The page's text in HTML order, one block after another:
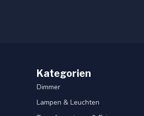
Kategorien
Dimmer
Lampen & Leuchten